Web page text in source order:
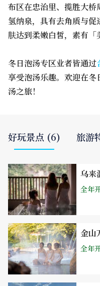
布区在忠治里、揽胜大
氢纳泉，具有去角质与
肤达到柔嫩白皙，素有「
冬日泡汤专区业者皆通过
享受泡汤乐趣。欢迎在
汤之旅！
好玩景点 (6) 旅游
乌来
全年
金山
全年